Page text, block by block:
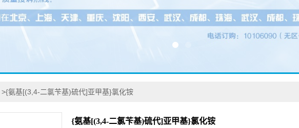
>{氨基[(3,4-二氯苄基)硫代]亚甲基}氯化铵
{氨基[(3,4-二氯苄基)硫代]亚甲基}氯化铵